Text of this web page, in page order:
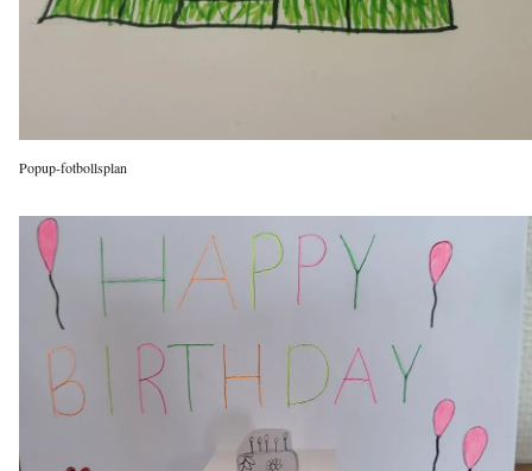
Popup-fotbollsplan